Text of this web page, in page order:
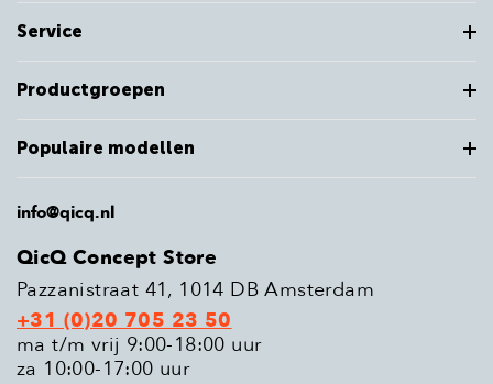
Service
Productgroepen
Populaire modellen
info@qicq.nl
QicQ Concept Store
Pazzanistraat 41, 1014 DB Amsterdam
+31 (0)20 705 23 50
ma t/m vrij 9:00-18:00 uur
za 10:00-17:00 uur